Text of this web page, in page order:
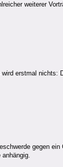
weiterer
erstmal nichts:
gegen ein